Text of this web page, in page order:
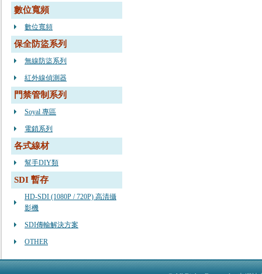
數位寬頻
數位寬頻
保全防盜系列
無線防盜系列
紅外線偵測器
門禁管制系列
Soyal 專區
電鎖系列
各式線材
幫手DIY類
SDI 暫存
HD-SDI (1080P / 720P) 高清攝
影機
SDI傳輸解決方案
OTHER